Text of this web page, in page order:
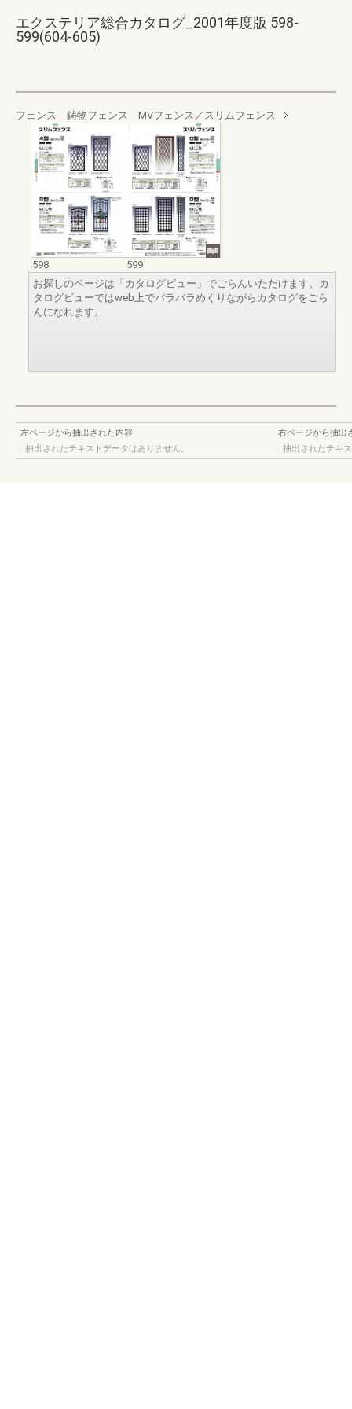
エクステリア総合カタログ_2001年度版 598-
599(604-605)
フェンス 鋳物フェンス MVフェンス／スリムフェンス
598
599
お探しのページは「カタログビュー」でごらんいただけます。カ
タログビューではweb上でパラパラめくりながらカタログをごら
んになれます。
左ページから抽出された内容
抽出されたテキストデータはありません。
右ページから抽出
抽出されたテキ